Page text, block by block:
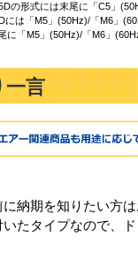
の形式には末尾に「C5」
には「M5」(50Hz)/「M6」
「M5」(50Hz)/「M6」
一言
納期を知りたい方は
たタイプなので、